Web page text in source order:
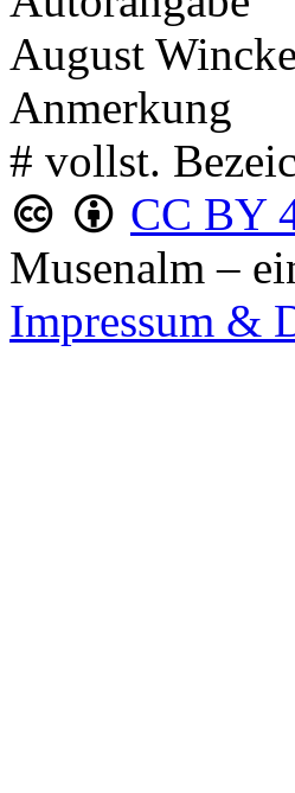
August
Anmerkung
# vollst.
CC BY
Musenalm –
Impressum &